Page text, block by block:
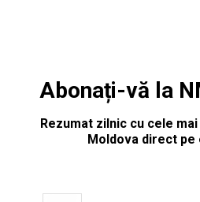
Abonați-vă la
Rezumat zilnic cu cele
Moldova direct pe